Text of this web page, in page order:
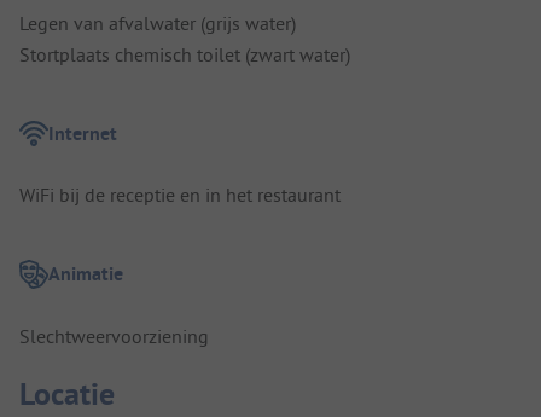
Legen van afvalwater (grijs water)
Stortplaats chemisch toilet (zwart water)
Internet
WiFi bij de receptie en in het restaurant
Animatie
Slechtweervoorziening
Locatie